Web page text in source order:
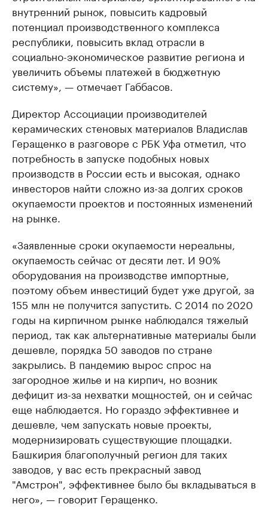
внутренний рынок, повысить кадровый
потенциал производственного комплекса
республики, повысить вклад отрасли в
социально-экономическое развитие региона и
увеличить объемы платежей в бюджетную
систему», — отмечает Габбасов.
Директор Ассоциации производителей
керамических стеновых материалов Владислав
Геращенко в разговоре с РБК Уфа отметил, что
потребность в запуске подобных новых
производств в России есть и высокая, однако
инвесторов найти сложно из-за долгих сроков
окупаемости проектов и постоянных изменений
на рынке.
«Заявленные сроки окупаемости нереальны,
окупаемость сейчас от десяти лет. И 90%
оборудования на производстве импортные,
поэтому объем инвестиций будет уже другой, за
155 млн не получится запустить. С 2014 по 2020
годы на кирпичном рынке наблюдался тяжелый
период, так как альтернативные материалы были
дешевле, порядка 50 заводов по стране
закрылись. В пандемию вырос спрос на
загородное жилье и на кирпич, но возник
дефицит из-за нехватки мощностей, он и сейчас
еще наблюдается. Но гораздо эффективнее и
дешевле, чем запускать новые проекты,
модернизировать существующие площадки.
Башкирия благополучный регион для таких
заводов, у вас есть прекрасный завод
"Амстрон", эффективнее было бы вкладываться в
него», — говорит Геращенко.